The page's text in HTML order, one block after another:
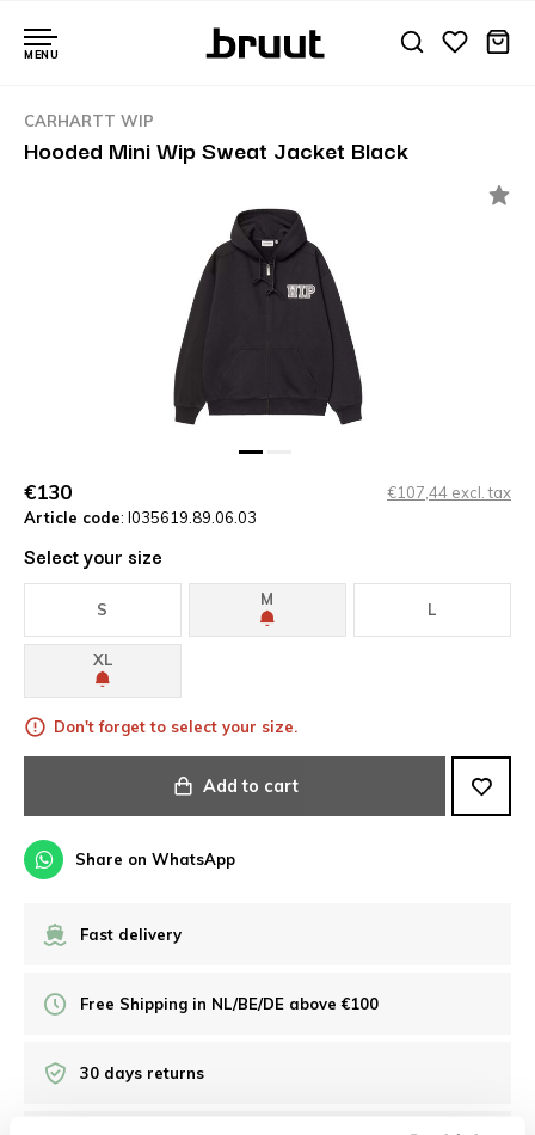
MENU
CARHARTT WIP
Hooded Mini Wip Sweat Jacket Black
€130
€107,44 excl. tax
Article code: I035619.89.06.03
Select your size
S
M
L
XL
Don't forget to select your size.
Add to cart
Share on WhatsApp
Fast delivery
Free Shipping in NL/BE/DE above €100
30 days returns